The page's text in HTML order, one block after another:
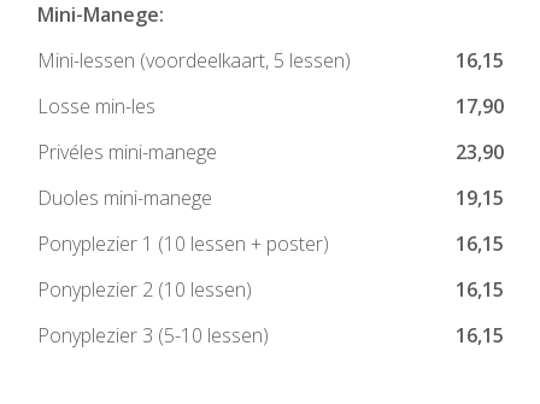
Mini-Manege:
Mini-lessen (voordeelkaart, 5 lessen)
16,15
Losse min-les
17,90
Privéles mini-manege
23,90
Duoles mini-manege
19,15
Ponyplezier 1 (10 lessen + poster)
16,15
Ponyplezier 2 (10 lessen)
16,15
Ponyplezier 3 (5-10 lessen)
16,15